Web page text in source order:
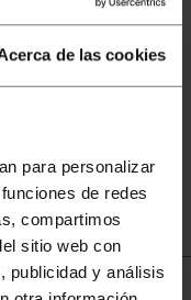
de las cookies
para personalizar
de redes
compartimos
sitio web con
publicidad y análisis
usb